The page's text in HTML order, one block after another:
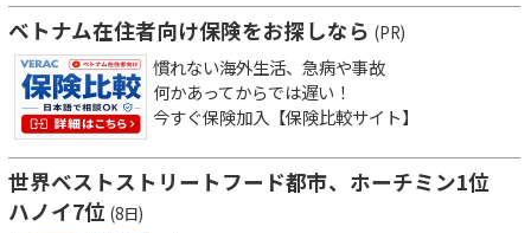
ベトナム在住者向け保険をお探しなら (PR)
慣れない海外生活、急病や事故
何かあってからでは遅い！
今すぐ保険加入【保険比較サイト】
世界ベストストリートフード都市、ホーチミン1位
ハノイ7位 (8日)